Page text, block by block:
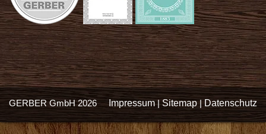
GERBER GmbH 2026 Impressum|Sitemap | Datenschutz